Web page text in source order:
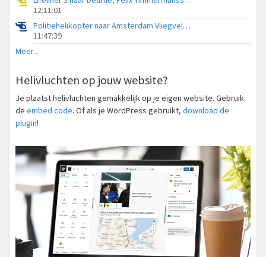
12:11:01
Politiehelikopter naar Amsterdam Vliegveld Schiphol
11:47:39
Meer...
Helivluchten op jouw website?
Je plaatst helivluchten gemakkelijk op je eigen website. Gebruik
de embed code. Of als je WordPress gebruikt, download de
plugin!